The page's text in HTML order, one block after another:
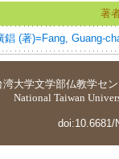
著
錩 (著)=Fang, Guang-
湾大学文学部仏教学セ
National Taiwan
doi:10.6681/